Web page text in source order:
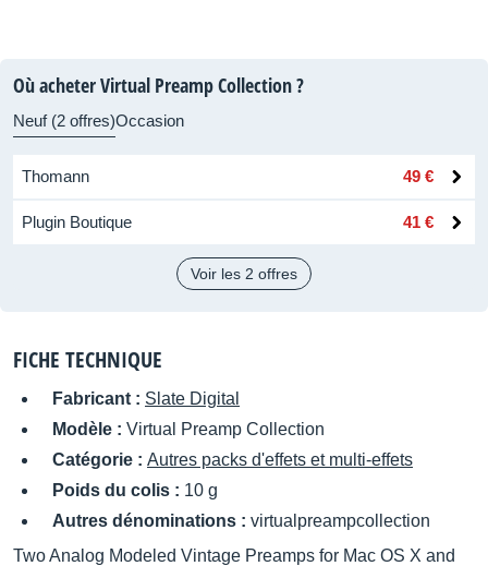
Où acheter Virtual Preamp Collection ?
Neuf (2 offres)Occasion
Thomann 49 €
Plugin Boutique 41 €
Voir les 2 offres
FICHE TECHNIQUE
Fabricant : Slate Digital
Modèle : Virtual Preamp Collection
Catégorie : Autres packs d'effets et multi-effets
Poids du colis : 10 g
Autres dénominations : virtualpreampcollection
Two Analog Modeled Vintage Preamps for Mac OS X and